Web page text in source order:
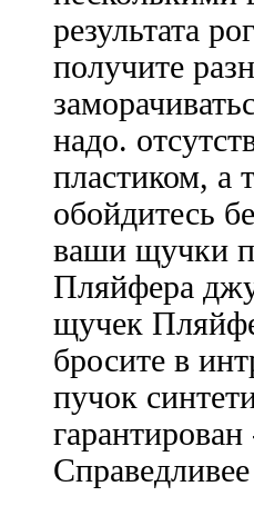
результата
получите
надо.
пластиком, а
обойдитесь
ваши щучки
Пляйфера
щучек
бросите в
пучок
гарантирован